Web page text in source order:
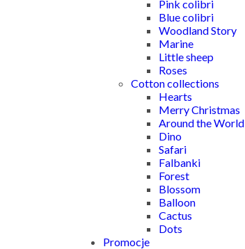
Pink colibri
Blue colibri
Woodland Story
Marine
Little sheep
Roses
Cotton collections
Hearts
Merry Christmas
Around the World
Dino
Safari
Falbanki
Forest
Blossom
Balloon
Cactus
Dots
Promocje